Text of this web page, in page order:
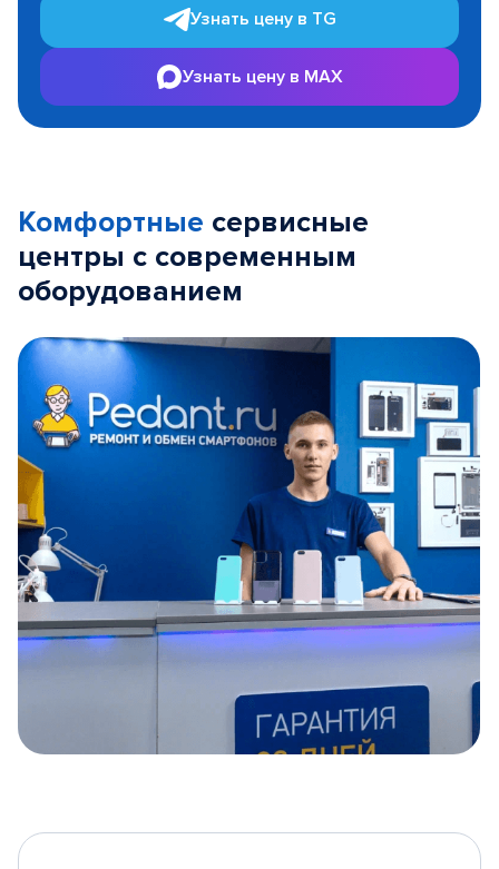
Узнать цену в TG
Узнать цену в MAX
Комфортные сервисные
центры с современным
оборудованием
5